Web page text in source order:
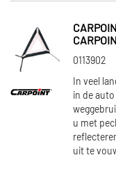
0113902
In veel
in de
u met
uit te